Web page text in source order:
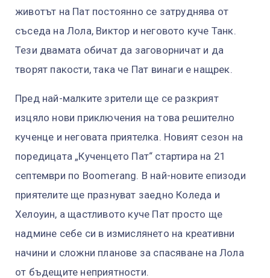
животът на Пат постоянно се затруднява от
съседа на Лола, Виктор и неговото куче Танк.
Тези двамата обичат да заговорничат и да
творят пакости, така че Пат винаги е нащрек.
Пред най-малките зрители ще се разкрият
изцяло нови приключения на това решително
кученце и неговата приятелка. Новият сезон на
поредицата „Кученцето Пат“ стартира на 21
септември по Boomerang. В най-новите епизоди
приятелите ще празнуват заедно Коледа и
Хелоуин, а щастливото куче Пат просто ще
надмине себе си в измислянето на креативни
начини и сложни планове за спасяване на Лола
от бъдещите неприятности.